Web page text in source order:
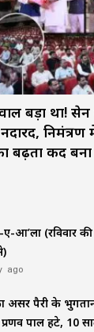
बड़ा था!
निमंत्रण
बढ़ता कद बना
आ’ला (रविवार
ago
असर पैरी के
पाल हटे, 10